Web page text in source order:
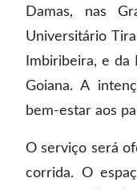
Damas, nas
Universitário
Imbiribeira, e da
Goiana. A
bem-estar aos
O serviço será
corrida. O